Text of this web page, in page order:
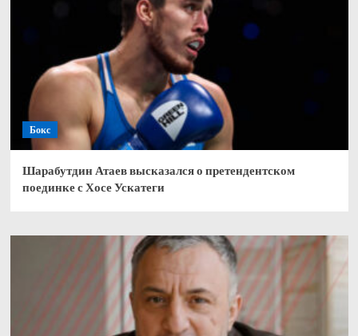
Бокс
Шарабутдин Атаев высказался о претендентском
поединке с Хосе Ускатеги